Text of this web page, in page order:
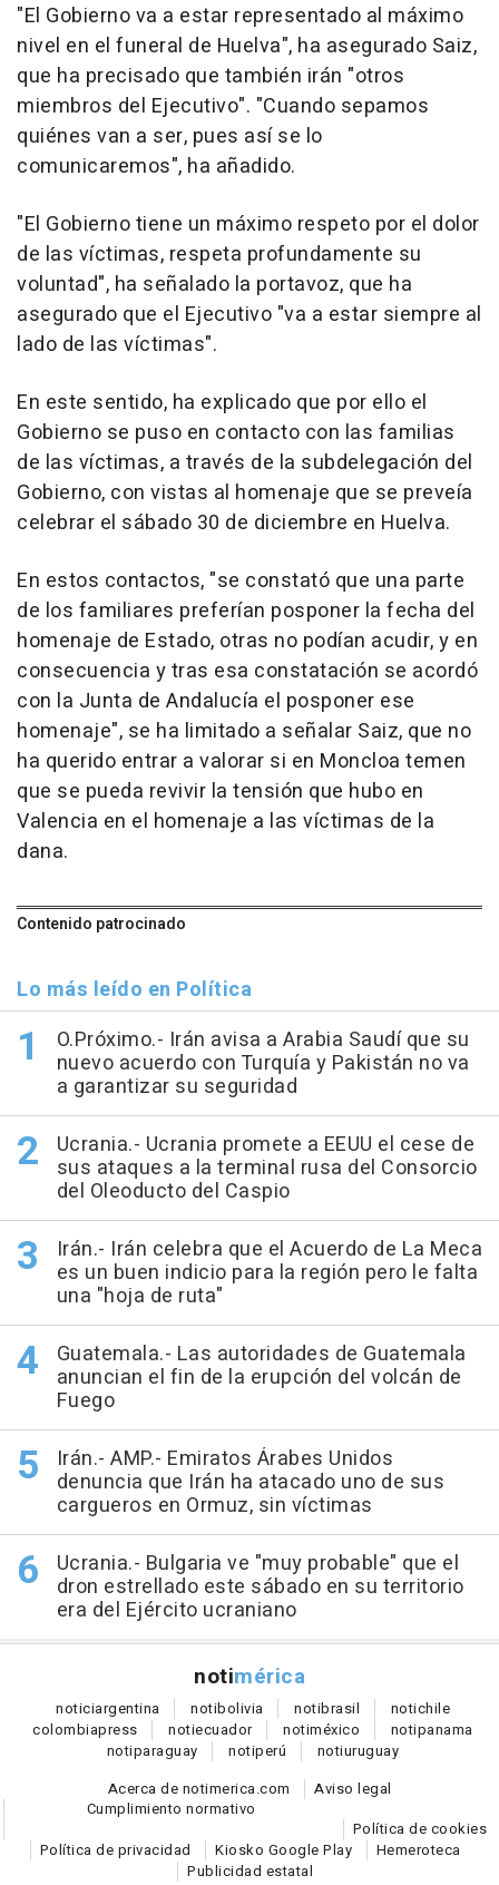
"El Gobierno va a estar representado al máximo
nivel en el funeral de Huelva", ha asegurado Saiz,
que ha precisado que también irán "otros
miembros del Ejecutivo". "Cuando sepamos
quiénes van a ser, pues así se lo
comunicaremos", ha añadido.
"El Gobierno tiene un máximo respeto por el dolor
de las víctimas, respeta profundamente su
voluntad", ha señalado la portavoz, que ha
asegurado que el Ejecutivo "va a estar siempre al
lado de las víctimas".
En este sentido, ha explicado que por ello el
Gobierno se puso en contacto con las familias
de las víctimas, a través de la subdelegación del
Gobierno, con vistas al homenaje que se preveía
celebrar el sábado 30 de diciembre en Huelva.
En estos contactos, "se constató que una parte
de los familiares preferían posponer la fecha del
homenaje de Estado, otras no podían acudir, y en
consecuencia y tras esa constatación se acordó
con la Junta de Andalucía el posponer ese
homenaje", se ha limitado a señalar Saiz, que no
ha querido entrar a valorar si en Moncloa temen
que se pueda revivir la tensión que hubo en
Valencia en el homenaje a las víctimas de la
dana.
Contenido patrocinado
Lo más leído en Política
O.Próximo.- Irán avisa a Arabia Saudí que su
nuevo acuerdo con Turquía y Pakistán no va
a garantizar su seguridad
Ucrania.- Ucrania promete a EEUU el cese de
sus ataques a la terminal rusa del Consorcio
del Oleoducto del Caspio
Irán.- Irán celebra que el Acuerdo de La Meca
es un buen indicio para la región pero le falta
una "hoja de ruta"
Guatemala.- Las autoridades de Guatemala
anuncian el fin de la erupción del volcán de
Fuego
Irán.- AMP.- Emiratos Árabes Unidos
denuncia que Irán ha atacado uno de sus
cargueros en Ormuz, sin víctimas
Ucrania.- Bulgaria ve "muy probable" que el
dron estrellado este sábado en su territorio
era del Ejército ucraniano
notimérica
noticiargentina notibolivia notibrasil notichile
colombiapress notiecuador notiméxico notipanama
notiparaguay notiperú notiuruguay
Acerca de notimerica.com
Aviso legal
Cumplimiento normativo
Política de cookies
Política de privacidad
Kiosko Google Play
Hemeroteca
Publicidad estatal